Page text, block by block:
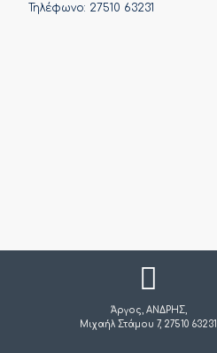
Τηλέφωνο: 27510 63231
Άργος, ΑΝΔΡΗΣ,
Μιχαήλ Στάμου 7, 27510 63231